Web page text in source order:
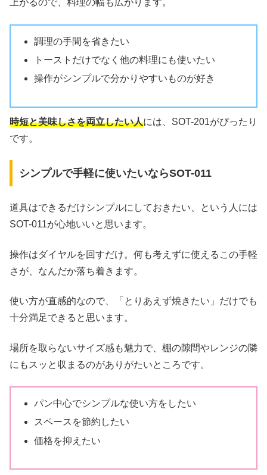
上がるので、料理の幅も広がります。
調理の手間を省きたい
トーストだけでなく他の料理にも使いたい
操作がシンプルで分かりやすいものが好き
時短と美味しさを両立したい人には、SOT-201がぴったり
です。
シンプルで手軽に使いたいならSOT-011
道具はできるだけシンプルにしておきたい、という人には
SOT-011が心地いいと思います。
操作はダイヤルを回すだけ。何も考えずに使えるこの手軽
さが、なんだか落ち着きます。
使い方が直感的なので、「とりあえず焼きたい」だけでも
十分満足できると思います。
場所を取らないサイズ感も魅力で、棚の隙間やレンジの隣
にもスッと収まるのがありがたいところです。
パン中心でシンプルな使い方をしたい
スペースを節約したい
価格を抑えたい